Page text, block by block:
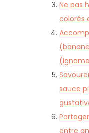
Ne pas
colorés
sauce
entre